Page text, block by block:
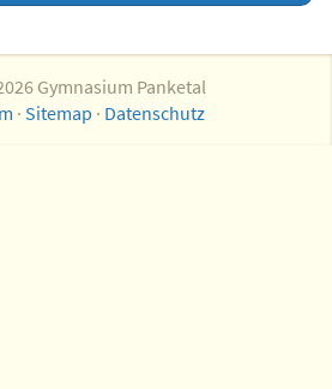
Gymnasium Panketal
· Sitemap · Datenschutz